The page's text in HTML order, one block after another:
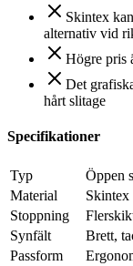
Skintex
alternativ vid
Högre pris
Det
hårt slitage
Specifikationer
Typ
Öppen
Material
Skintex
Stoppning
Synfält
Brett,
Passform